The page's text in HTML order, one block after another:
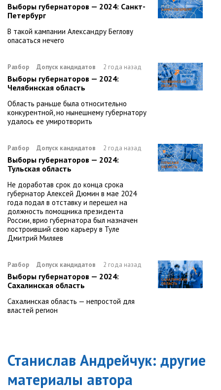
Выборы губернаторов — 2024: Санкт-
Петербург
В такой кампании Александру Беглову
опасаться нечего
Разбор Допуск кандидатов 2 года назад
Выборы губернаторов — 2024:
Челябинская область
Область раньше была относительно
конкурентной, но нынешнему губернатору
удалось ее умиротворить
Разбор Допуск кандидатов 2 года назад
Выборы губернаторов — 2024:
Тульская область
Не доработав срок до конца срока
губернатор Алексей Дюмин в мае 2024
года подал в отставку и перешел на
должность помощника президента
России, врио губернатора был назначен
построивший свою карьеру в Туле
Дмитрий Миляев
Разбор Допуск кандидатов 2 года назад
Выборы губернаторов — 2024:
Сахалинская область
Сахалинская область — непростой для
властей регион
Станислав Андрейчук: другие
материалы автора